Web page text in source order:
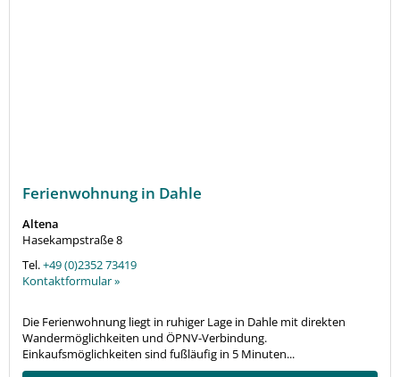
Ferienwohnung in Dahle
Altena
Hasekampstraße 8
Tel.+49 (0)2352 73419
Kontaktformular »
Die Ferienwohnung liegt in ruhiger Lage in Dahle mit direkten
Wandermöglichkeiten und ÖPNV-Verbindung.
Einkaufsmöglichkeiten sind fußläufig in 5 Minuten...